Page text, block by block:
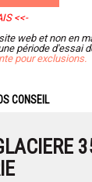
<<-
web et non en
période d'essai
pour exclusions.
CONSEIL